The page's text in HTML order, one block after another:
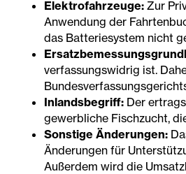
Elektrofahrzeuge: Zur
Anwendung der
das Batteriesystem nicht
verfassungswidrig ist.
Inlandsbegriff: Der
gewerbliche Fischzucht,
Sonstige Änderungen:
Änderungen für
Außerdem wird die